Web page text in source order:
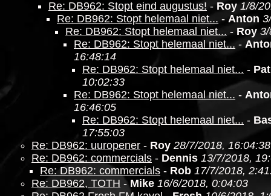
Re: DB962: Stopt eind augustus! - Roy 1/8/
Re: DB962: Stopt helemaal niet... - Anton
Re: DB962: Stopt helemaal niet... - Roy
Re: DB962: Stopt helemaal niet... -
16:48:14
Re: DB962: Stopt helemaal niet... -
10:02:33
Re: DB962: Stopt helemaal niet... -
16:46:05
Re: DB962: Stopt helemaal niet... -
17:55:03
Re: DB962: uuropener - Roy 28/7/2018, 16:04:38
Re: DB962: commercials - Dennis 13/7/2018,
Re: DB962: commercials - Rob 17/7/2018,
Re: DB962, TOTH -Mike 16/6/2018, 0:04:03